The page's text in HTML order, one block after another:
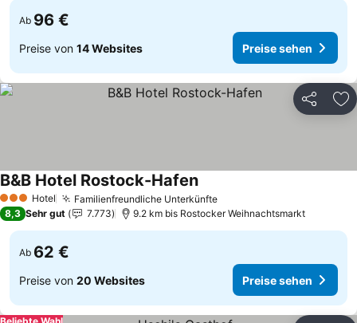
Ab 96 €
Preise von 14 Websites Preise sehen
Teilen
3 SterneHotel Familienfreundliche UnterkünftePreise sehen
B&B Hotel Rostock-HafenPreise sehen
8,3 Sehr gut 7.773 9.2 km bis Rostocker Weihnachtsmarkt
Ab 62 €
Preise von 20 Websites Preise sehen